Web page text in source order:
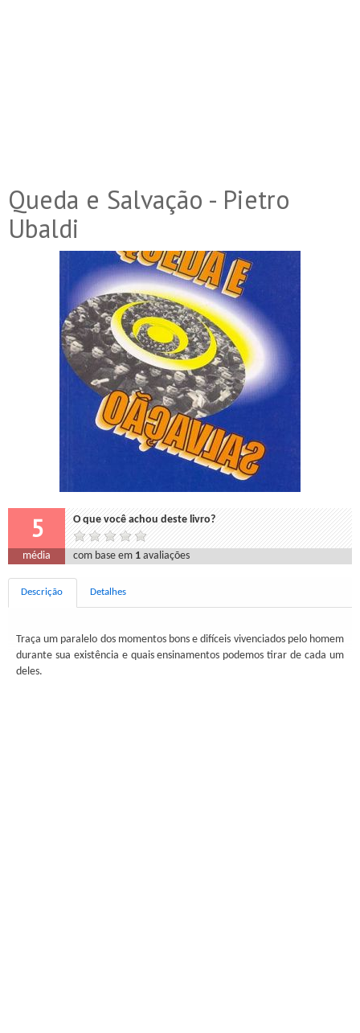
Queda e Salvação - Pietro
Ubaldi
5 O que você achou deste livro?
média com base em 1 avaliações
Descrição Detalhes
Traça um paralelo dos momentos bons e difíceis vivenciados pelo homem
durante sua existência e quais ensinamentos podemos tirar de cada um
deles.